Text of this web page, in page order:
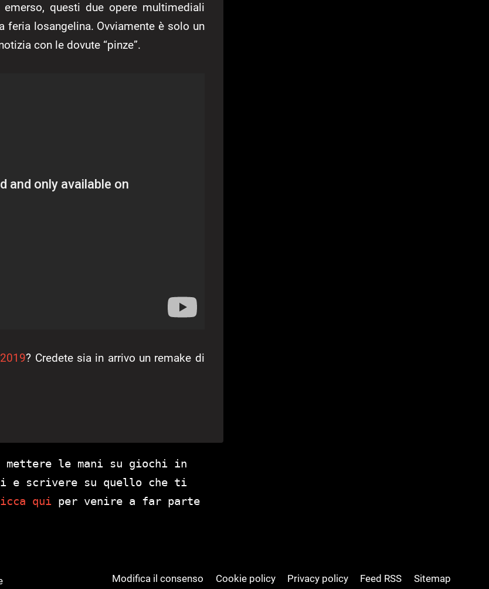
emerso, questi due opere multimediali
feria losangelina. Ovviamente è solo un
con le dovute “pinze”.
? Credete sia in arrivo un remake di
le mani su giochi in
e scrivere su quello che ti
qui per venire a far parte
Modifica il consenso Cookie policy Privacy policy Feed RSS Sitemap